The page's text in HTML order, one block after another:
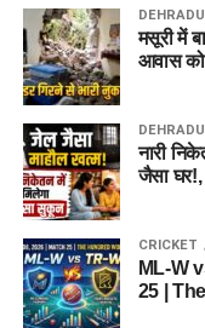
मसूरी में
आवास को
नारी
जैसा घर!,
CRICKET
ML-W
25 |